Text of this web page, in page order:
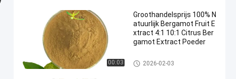
00:03
Groothandelsprijs 100% N
atuurlijk Bergamot Fruit E
xtract 4:1 10:1 Citrus Ber
gamot Extract Poeder
Plantenextract poeder
2026-02-03